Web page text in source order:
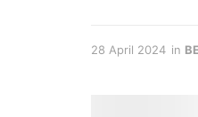
28 April 2024 in